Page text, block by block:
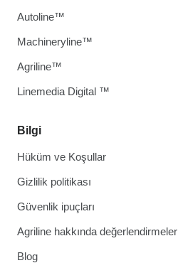
Bilgi
Hüküm ve Koşullar
Gizlilik politikası
Güvenlik ipuçları
Agriline hakkında değerlendirmeler
Blog
Autoline™
Machineryline™
Agriline™
Linemedia Digital ™